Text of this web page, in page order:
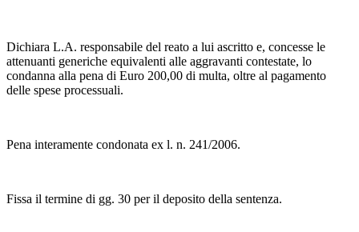
Dichiara L.A. responsabile del reato a lui ascritto e, concesse le
attenuanti generiche equivalenti alle aggravanti contestate, lo
condanna alla pena di Euro 200,00 di multa, oltre al pagamento
delle spese processuali.
Pena interamente condonata ex l. n. 241/2006.
Fissa il termine di gg. 30 per il deposito della sentenza.